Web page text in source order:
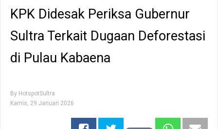
KPK Didesak Periksa Gubernur
Sultra Terkait Dugaan Deforestasi
di Pulau Kabaena
By HotspotSultra
Kamis, 29 Januari 2026